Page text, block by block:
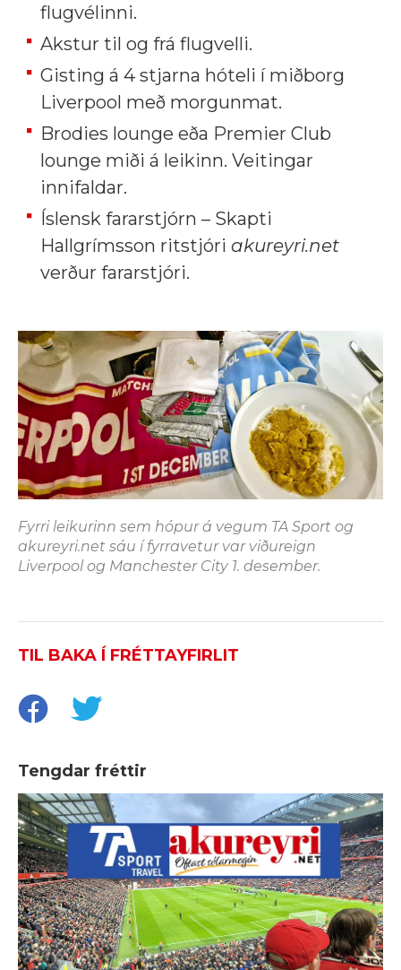
flugvélinni.
Akstur til og frá flugvelli.
Gisting á 4 stjarna hóteli í miðborg
Liverpool með morgunmat.
Brodies lounge eða Premier Club
lounge miði á leikinn. Veitingar
innifaldar.
Íslensk fararstjórn – Skapti
Hallgrímsson ritstjóri akureyri.net
verður fararstjóri.
Fyrri leikurinn sem hópur á vegum TA Sport og
akureyri.net sáu í fyrravetur var viðureign
Liverpool og Manchester City 1. desember.
TIL BAKA Í FRÉTTAYFIRLIT
Tengdar fréttir